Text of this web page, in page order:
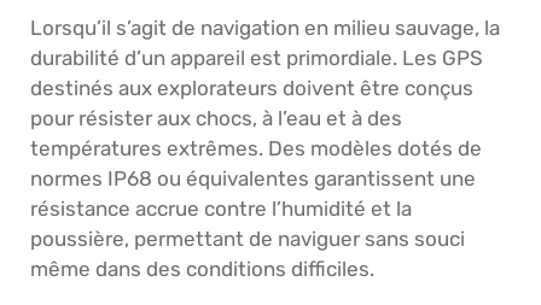
Lorsqu’il s’agit de navigation en milieu sauvage, la
durabilité d’un appareil est primordiale. Les GPS
destinés aux explorateurs doivent être conçus
pour résister aux chocs, à l’eau et à des
températures extrêmes. Des modèles dotés de
normes IP68 ou équivalentes garantissent une
résistance accrue contre l’humidité et la
poussière, permettant de naviguer sans souci
même dans des conditions difficiles.